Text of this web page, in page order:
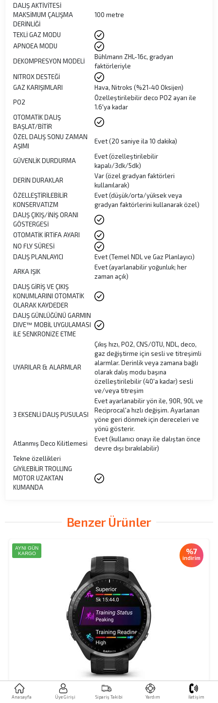
DALIŞ AKTİVİTESİ
MAKSİMUM ÇALIŞMA
DERİNLİĞİ
100 metre
TEKLİ GAZ MODU
APNOEA MODU
DEKOMPRESYON MODELİ
Bühlmann ZHL-16c, gradyan
faktörleriyle
NITROX DESTEĞİ
GAZ KARIŞIMLARI
Hava, Nitroks (%21-40 Oksijen)
PO2
Özelleştirilebilir deco PO2 ayarı ile
1.6'ya kadar
OTOMATİK DALIŞ
BAŞLAT/BİTİR
ÖZEL DALIŞ SONU ZAMAN
AŞIMI
Evet (20 saniye ila 10 dakika)
GÜVENLİK DURDURMA
Evet (özelleştirilebilir
kapalı/3dk/5dk)
DERİN DURAKLAR
Var (özel gradyan faktörleri
kullanılarak)
ÖZELLEŞTİRİLEBİLİR
KONSERVATIZM
Evet (düşük/orta/yüksek veya
gradyan faktörlerini kullanarak özel)
DALIŞ ÇIKIŞ/İNİŞ ORANI
GÖSTERGESİ
OTOMATİK İRTİFA AYARI
NO FLY SÜRESİ
DALIŞ PLANLAYICI
Evet (Temel NDL ve Gaz Planlayıcı)
ARKA IŞIK
Evet (ayarlanabilir yoğunluk; her
zaman açık)
DALIŞ GİRİŞ VE ÇIKIŞ
KONUMLARINI OTOMATİK
OLARAK KAYDEDER
DALIŞ GÜNLÜĞÜNÜ GARMIN
DIVE™ MOBİL UYGULAMASI
İLE SENKRONİZE ETME
UYARILAR & ALARMLAR
Çıkış hızı, PO2, CNS/OTU, NDL, deco,
gaz değiştirme için sesli ve titreşimli
alarmlar. Derinlik veya zamana bağlı
olarak dalış modu başına
özelleştirilebilir (40'a kadar) sesli
ve/veya titreşim
3 EKSENLİ DALIŞ PUSULASI
Evet ayarlanabilir yön ile, 90R, 90L ve
Reciprocal'a hızlı değişim. Ayarlanan
yöne geri dönmek için dereceleri ve
yönü gösterir.
Atlanmış Deco Kilitlemesi
Evet (kullanıcı onayı ile dalıştan önce
devre dışı bırakılabilir)
Tekne özellikleri
GİYİLEBİLİR TROLLING
MOTOR UZAKTAN
KUMANDA
Benzer Ürünler
AYNI GÜN
KARGO
%7
indirim
Anasayfa Üye Girişi Sipariş Takibi Yardım İletişim